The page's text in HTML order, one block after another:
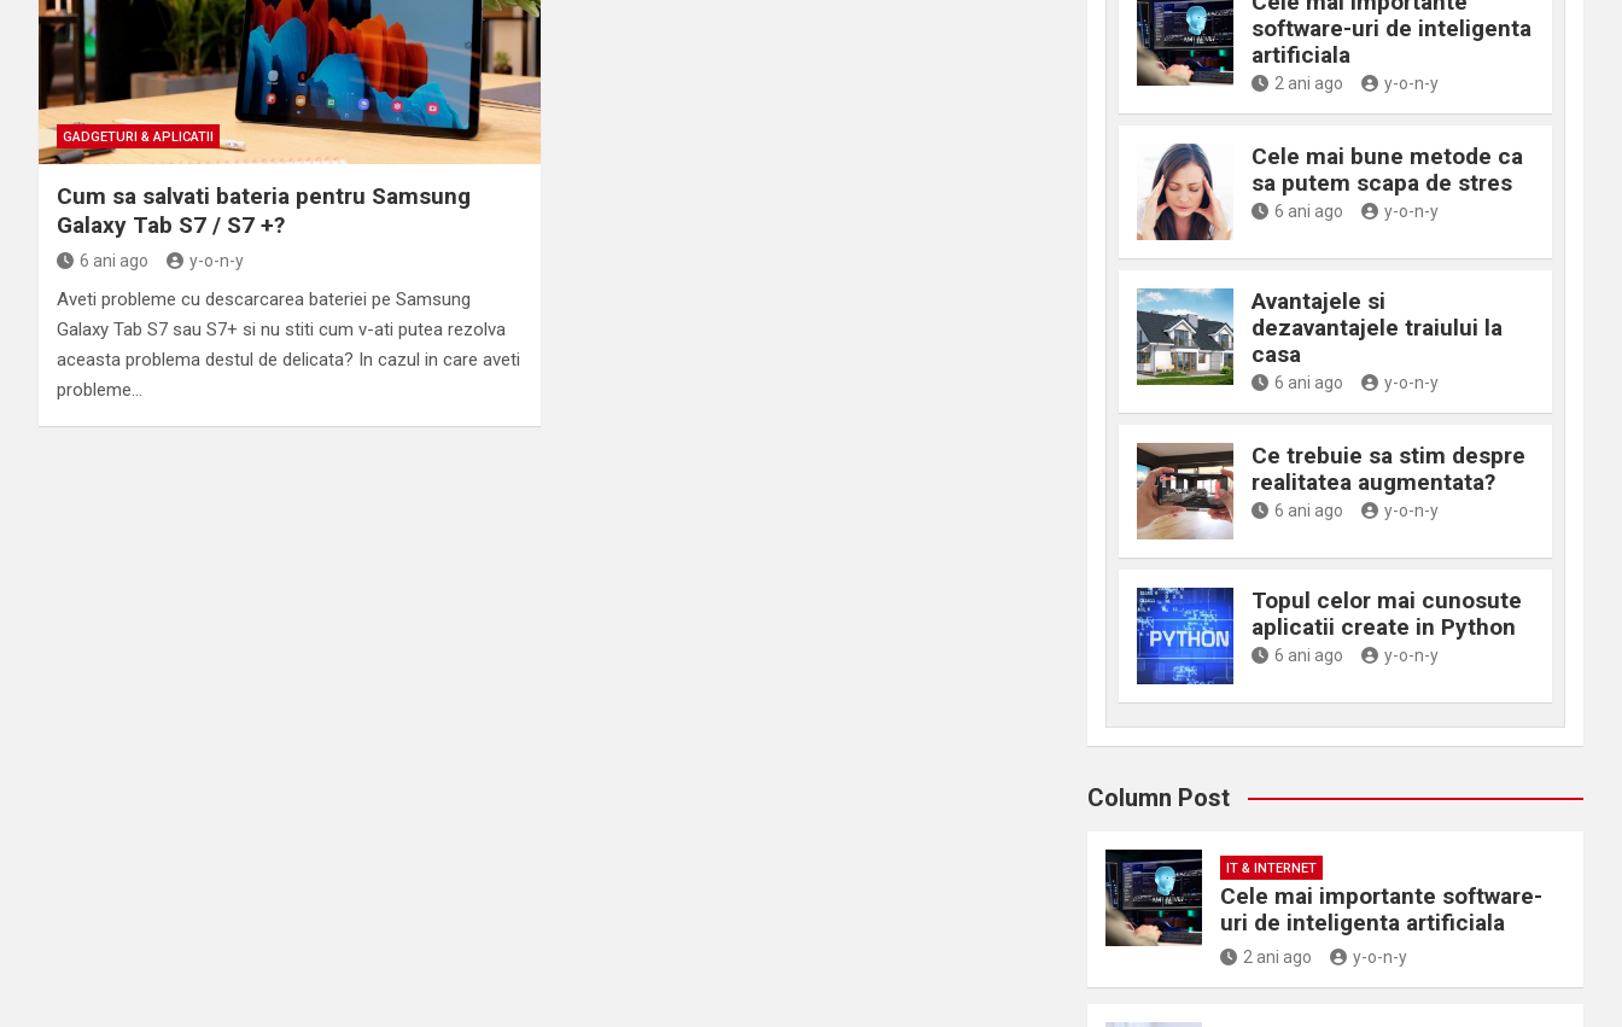
GADGETURI & APLICATII
Cum sa salvati bateria pentru Samsung
Galaxy Tab S7 / S7 +?
6 ani ago y-o-n-y
Aveti probleme cu descarcarea bateriei pe Samsung
Galaxy Tab S7 sau S7+ si nu stiti cum v-ati putea rezolva
aceasta problema destul de delicata? In cazul in care aveti
probleme…
software-uri de inteligenta
artificiala
2 ani ago y-o-n-y
Cele mai bune metode ca
sa putem scapa de stres
6 ani ago y-o-n-y
Avantajele si
dezavantajele traiului la
casa
6 ani ago y-o-n-y
Ce trebuie sa stim despre
realitatea augmentata?
6 ani ago y-o-n-y
Topul celor mai cunosute
aplicatii create in Python
6 ani ago y-o-n-y
Column Post
IT & INTERNET
Cele mai importante software-
uri de inteligenta artificiala
2 ani ago y-o-n-y